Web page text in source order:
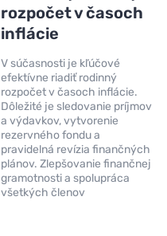
rozpočet v časoch
inflácie
V súčasnosti je kľúčové
efektívne riadiť rodinný
rozpočet v časoch inflácie.
Dôležité je sledovanie príjmov
a výdavkov, vytvorenie
rezervného fondu a
pravidelná revízia finančných
plánov. Zlepšovanie finančnej
gramotnosti a spolupráca
všetkých členov